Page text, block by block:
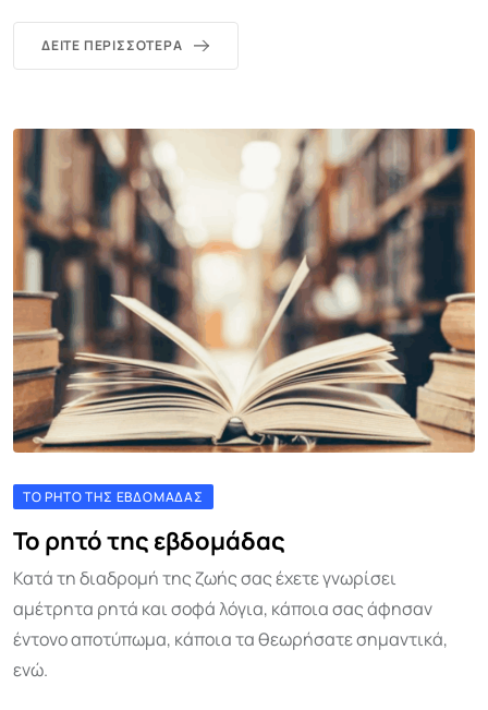
ΔΕΊΤΕ ΠΕΡΙΣΣΌΤΕΡΑ
ΤΟ ΡΗΤΌ ΤΗΣ ΕΒΔΟΜΆΔΑΣ
Το ρητό της εβδομάδας
Κατά τη διαδρομή της ζωής σας έχετε γνωρίσει
αμέτρητα ρητά και σοφά λόγια, κάποια σας άφησαν
έντονο αποτύπωμα, κάποια τα θεωρήσατε σημαντικά,
ενώ.